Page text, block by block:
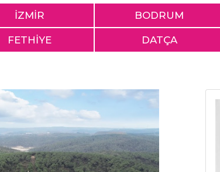
İZMİR BODRUM
FETHİYE DATÇA